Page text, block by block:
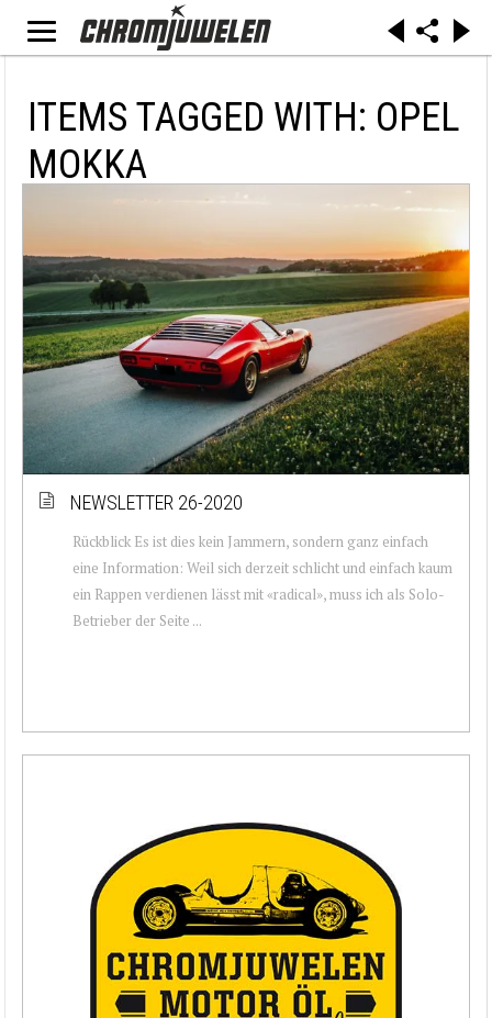
ITEMS TAGGED WITH: OPEL
MOKKA
NEWSLETTER 26-2020
Rückblick Es ist dies kein Jammern, sondern ganz einfach
eine Information: Weil sich derzeit schlicht und einfach kaum
ein Rappen verdienen lässt mit «radical», muss ich als Solo-
Betrieber der Seite ...